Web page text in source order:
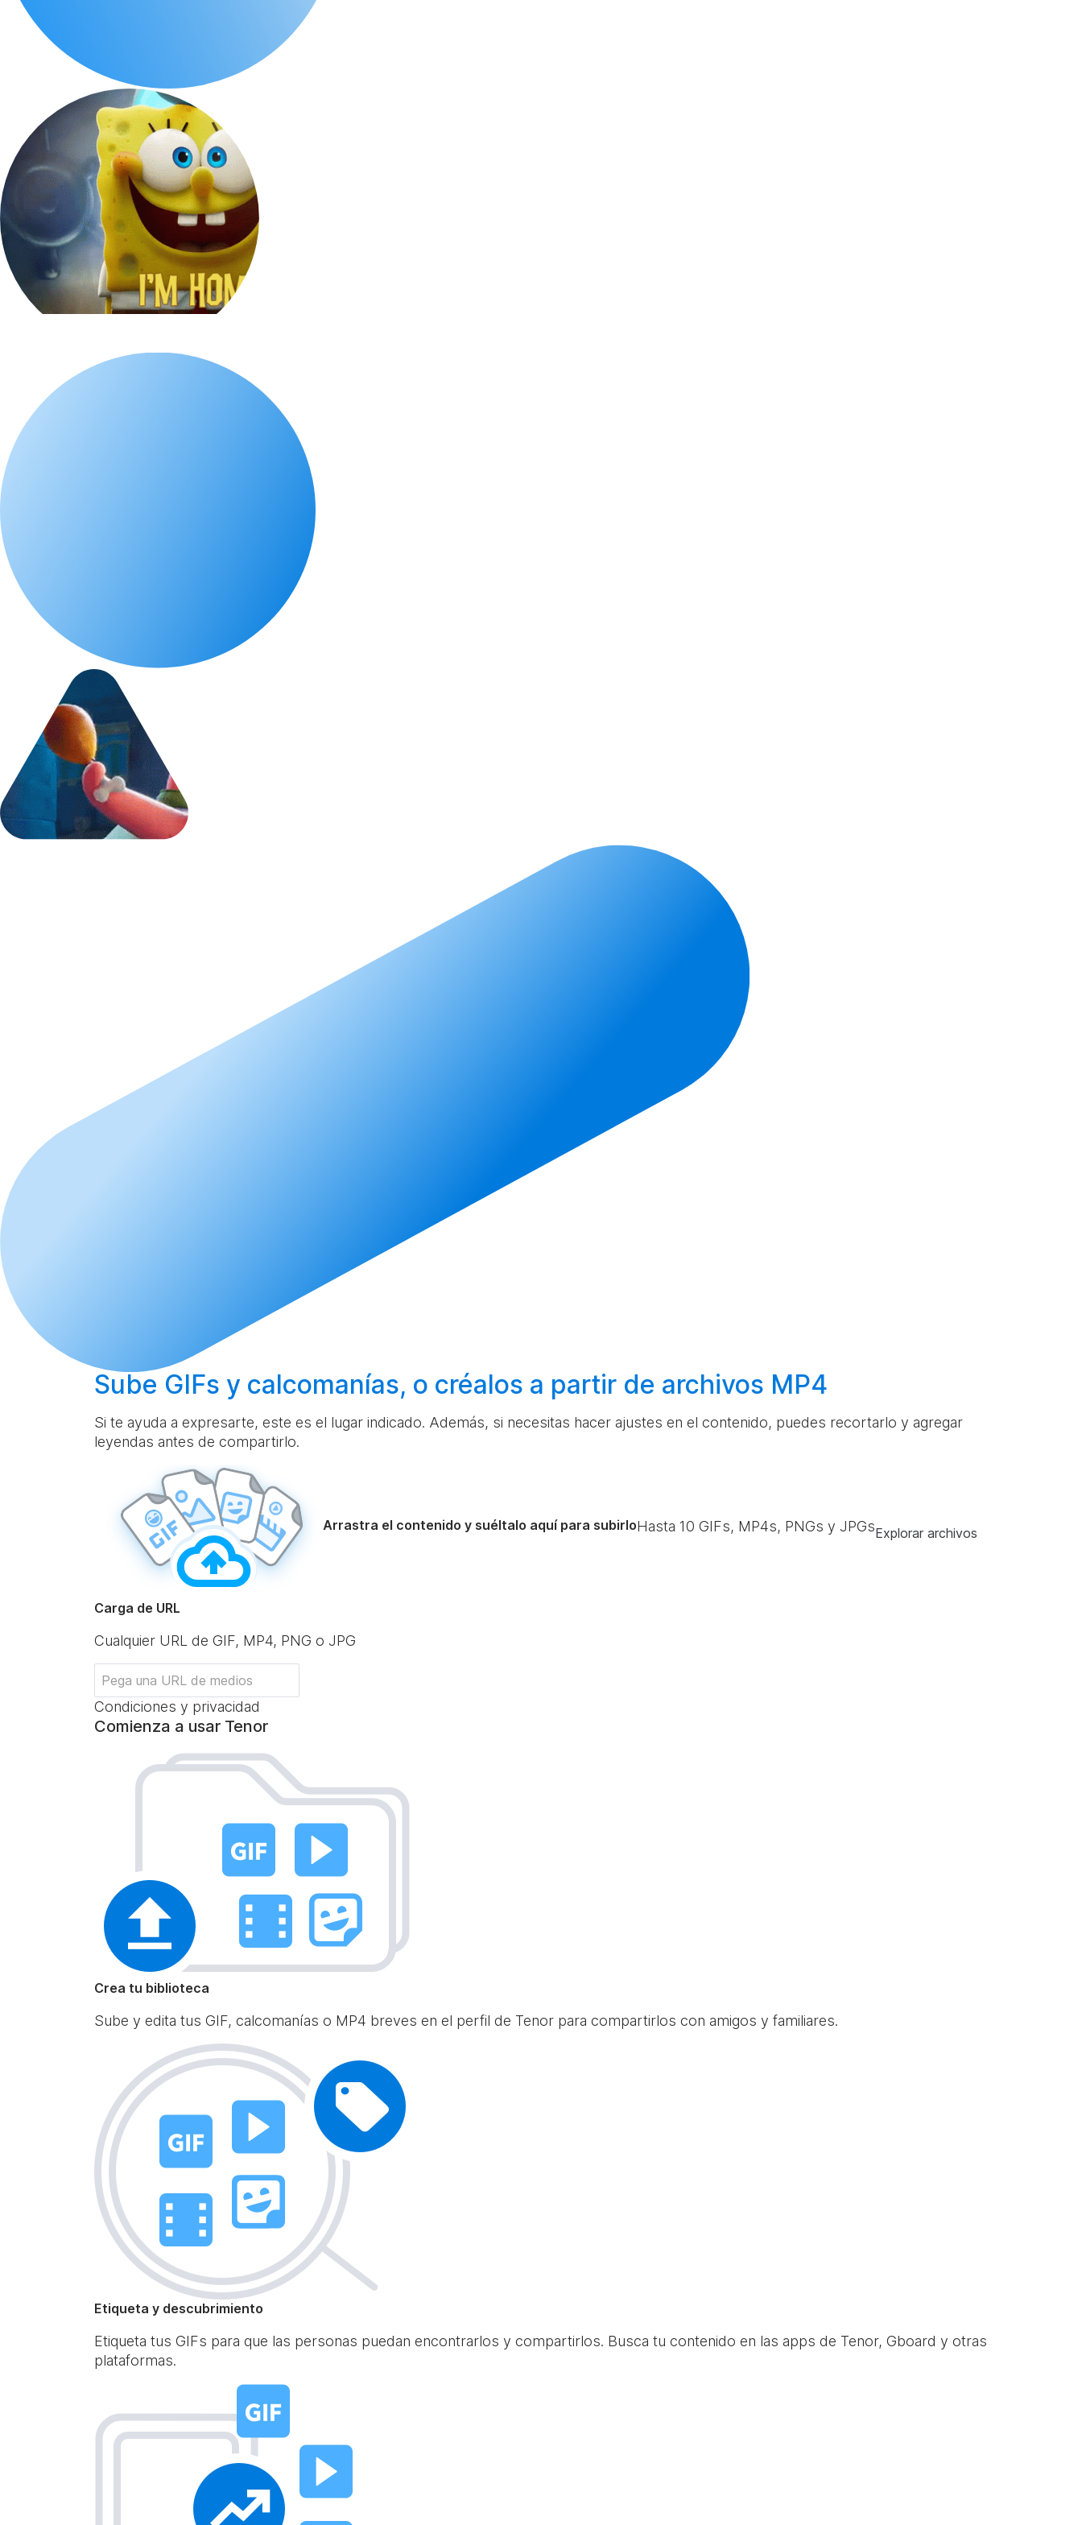
Sube GIFs y calcomanías, o créalos a partir de archivos MP4
Si te ayuda a expresarte, este es el lugar indicado. Además, si necesitas hacer ajustes en el contenido, puedes recortarlo y agregar
leyendas antes de compartirlo.
Arrastra el contenido y suéltalo aquí para subirloHasta 10 GIFs, MP4s, PNGs y JPGsExplorar archivos
Carga de URL
Cualquier URL de GIF, MP4, PNG o JPG
Condiciones y privacidad
Comienza a usar Tenor
Crea tu biblioteca
Sube y edita tus GIF, calcomanías o MP4 breves en el perfil de Tenor para compartirlos con amigos y familiares.
Etiqueta y descubrimiento
Etiqueta tus GIFs para que las personas puedan encontrarlos y compartirlos. Busca tu contenido en las apps de Tenor, Gboard y otras
plataformas.